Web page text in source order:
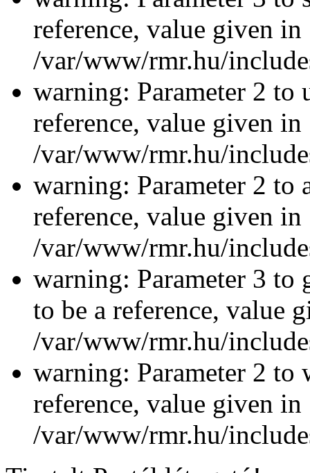
reference, value given in
/var/www/rmr.hu/
warning: Parameter 2 to
reference, value given in
/var/www/rmr.hu/
warning: Parameter 2 to
reference, value given in
/var/www/rmr.hu/
warning: Parameter 3 to
to be a reference, value
/var/www/rmr.hu/
warning: Parameter 2 to
reference, value given in
/var/www/rmr.hu/